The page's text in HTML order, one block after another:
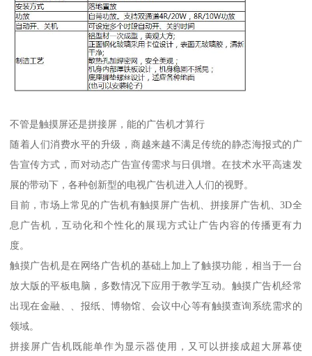
不管是触摸屏还是拼接屏，能的广告机才算行
随着人们消费水平的升级，商越来越不满足传统的静态海报式的广
告宣传方式，而对动态广告宣传需求与日俱增。在技术水平高速发
展的带动下，各种创新型的电视广告机进入人们的视野。
目前，市场上常见的广告机有触摸屏广告机、拼接屏广告机、3D全
息广告机，互动化和个性化的展现方式让广告内容的传播更有力
度。
触摸广告机是在网络广告机的基础上加上了触摸功能，相当于一台
放大版的平板电脑，多数情况下应用于教学互动。触摸广告机经常
出现在金融、、报纸、博物馆、会议中心等有触摸查询系统需求的
领域。
拼接屏广告机既能单作为显示器使用，又可以拼接成超大屏幕使